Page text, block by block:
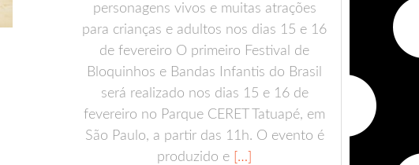
personagens vivos e muitas atrações
para crianças e adultos nos dias 15 e 16
de fevereiro O primeiro Festival de
Bloquinhos e Bandas Infantis do Brasil
será realizado nos dias 15 e 16 de
fevereiro no Parque CERET Tatuapé, em
São Paulo, a partir das 11h. O evento é
produzido e […]